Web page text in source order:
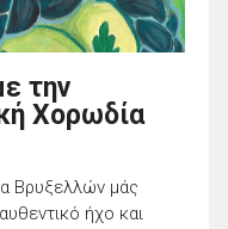
την
Χορωδία
Βρυξελλών μάς
ήχο και